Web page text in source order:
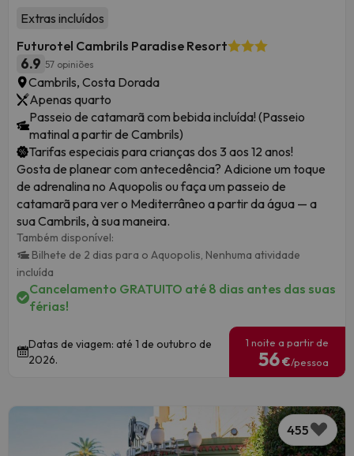
Extras incluídos
Futurotel Cambrils Paradise Resort
6.9 57 opiniões
Cambrils, Costa Dorada
Apenas quarto
Passeio de catamarã com bebida incluída! (Passeio
matinal a partir de Cambrils)
Tarifas especiais para crianças dos 3 aos 12 anos!
Gosta de planear com antecedência? Adicione um toque
de adrenalina no Aquopolis ou faça um passeio de
catamarã para ver o Mediterrâneo a partir da água — a
sua Cambrils, à sua maneira.
Também disponível:
Bilhete de 2 dias para o Aquopolis, Nenhuma atividade
incluída
Cancelamento GRATUITO até 8 dias antes das suas
férias!
Datas de viagem: até 1 de outubro de
2026.
1 noite a partir de
56€/pessoa
455